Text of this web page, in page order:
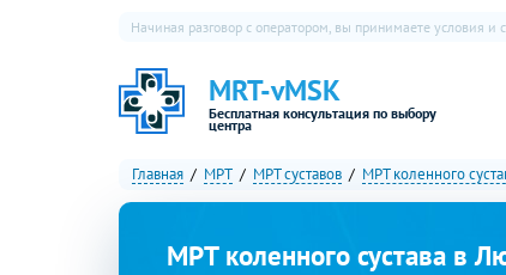
MRT-vMSK
Бесплатная консультация по выбору
центра
Начиная разговор с оператором, вы принимаете условия и
Главная МРТ МРТ суставов МРТ коленного
МРТ коленного сустава в